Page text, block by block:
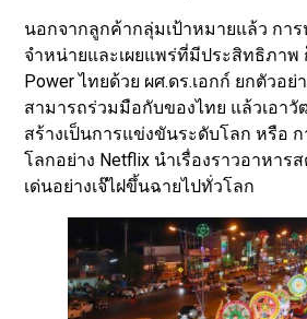
นอกจากลูกค้ากลุ่มเป้าหมายแล้ว กา
จำหน่ายและเผยแพร่ที่มีประสิทธิภา
Power ไทยด้วย ผศ.ดร.เอกก์ ยกตัวอ
สามารถร่วมมือกับของไทย แล้วเอา
สร้างเป็นการแข่งขันระดับโลก หรือ
โลกอย่าง Netflix นำเรื่องราวอาหา
เด่นอย่างเจ๊ไฝขึ้นฉายไปทั่วโลก